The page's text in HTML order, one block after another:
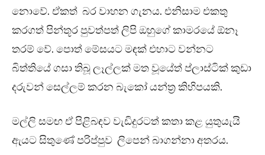
නොවේ. ඒකත් බර වාහන ගැනය. එනිසාම එකතු
කරගත් පින්තූර පුවත්පත් ලිපි ඔහුගේ කාමරයේ ඕනෑ
තරම් වේ. පොත් මේසයට මඳක් එහාට වන්නට
බිත්තියේ ගසා තිබූ ලෑල්ලක් මත වූයේත් ප්ලාස්ටික් කුඩා
දරුවන් සෙල්ලම් කරන බැකෝ යන්ත්‍ර කිහිපයකි.
මල්ලි සමඟ ඒ පිළිබඳව වැඩිදුරටත් කතා කළ යුතුයැයි
ඇයට සිතුණේ පරිප්පුව ලිපෙන් බාගන්නා අතරය.